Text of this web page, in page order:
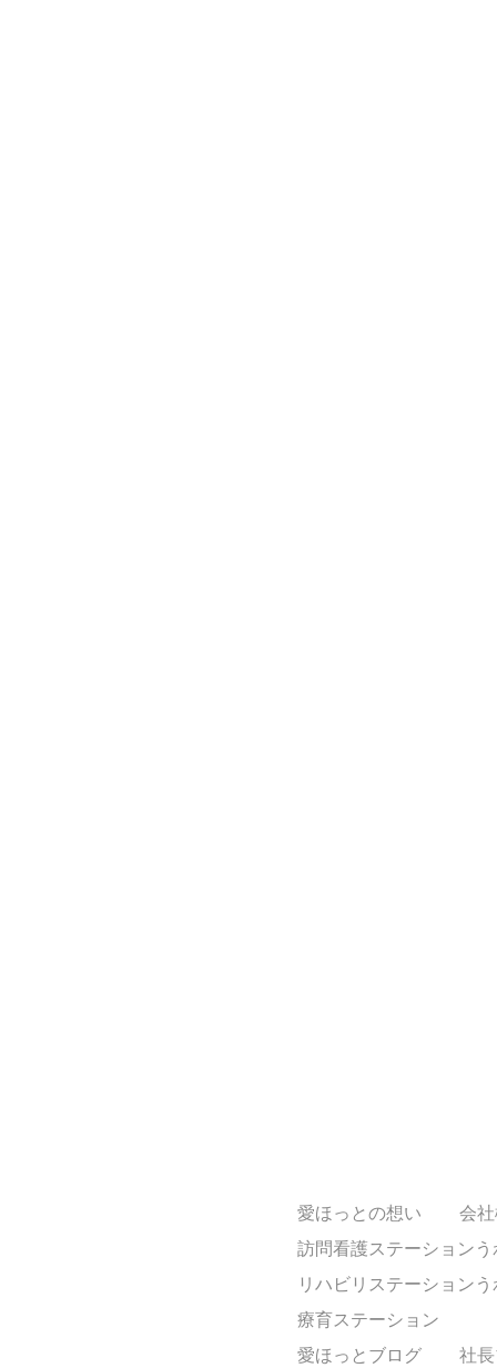
愛ほっとの想い
会
訪問看護ステーションう
リハビリステーション
療育ステーション
愛ほっとブログ
社